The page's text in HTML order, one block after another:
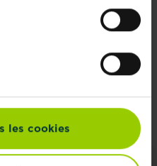
les cookies
sur-